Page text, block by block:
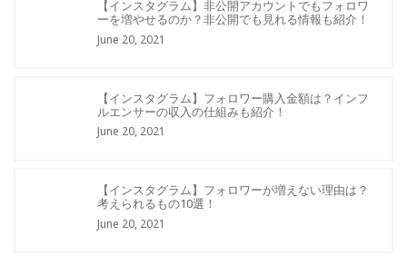
【インスタグラム】非公開アカウントでもフォロワ
ーを増やせるのか？非公開でも見れる情報も紹介！
June 20, 2021
【インスタグラム】フォロワー購入金額は？インフ
ルエンサーの収入の仕組みも紹介！
June 20, 2021
【インスタグラム】フォロワーが増えない理由は？
考えられるもの10選！
June 20, 2021